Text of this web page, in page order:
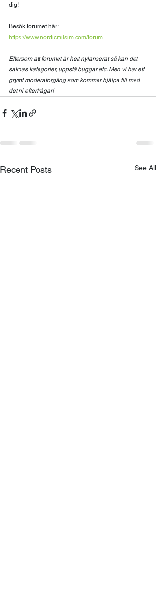
dig!
Besök forumet här:
https://www.nordicmilsim.com/forum
Eftersom att forumet är helt nylanserat så kan det
saknas kategorier, uppstå buggar etc. Men vi har ett
grymt moderatorgäng som kommer hjälpa till med
det ni efterfrågar!
Recent Posts See All